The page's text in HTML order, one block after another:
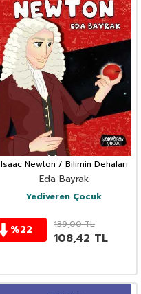
Isaac Newton / Bilimin Dehaları
Eda Bayrak
Yediveren Çocuk
%22 139,00TL
108,42 TL